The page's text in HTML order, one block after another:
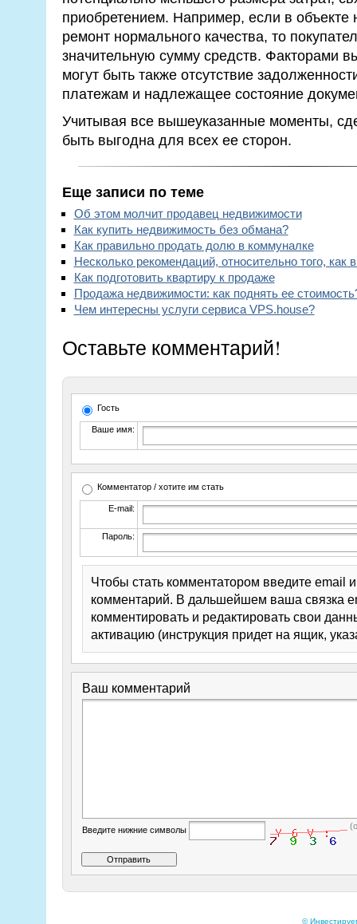
приобретением. Например, если в объекте
ремонт нормального качества, то
значительную сумму средств. Факторами
могут быть также отсутствие
платежам и надлежащее состояние
Учитывая все вышеуказанные моменты,
быть выгодна для всех ее сторон.
Еще записи по теме
Об этом молчит продавец недвижимости
Как купить недвижимость без обмана?
Как правильно продать долю в коммуналке
Несколько рекомендаций, относительно того, как
Как подготовить квартиру к продаже
Продажа недвижимости: как поднять ее
Чем интересны услуги сервиса VPS.house?
Оставьте комментарий!
Гость
Ваше имя:
Комментатор / хотите им стать
E-mail:
Пароль:
Чтобы стать комментатором введите email
комментарий. В дальшейшем ваша связка
комментировать и редактировать свои
активацию (инструкция придет на ящик,
Ваш комментарий
Введите нижние символы
©